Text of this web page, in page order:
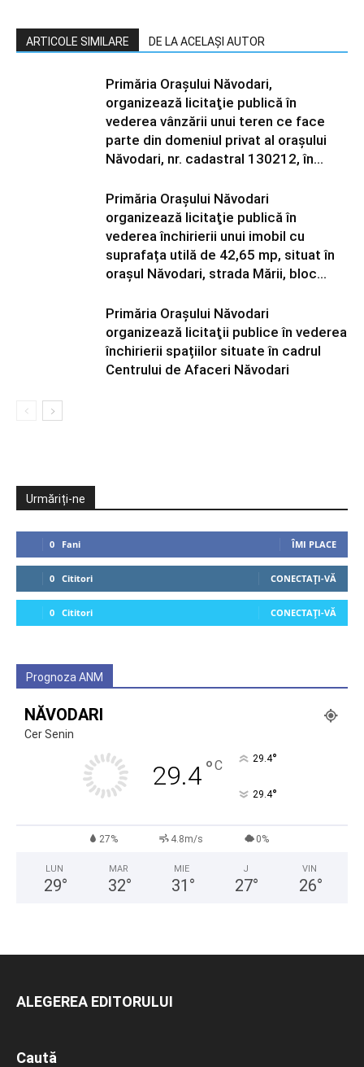
ARTICOLE SIMILARE DE LA ACELAȘI AUTOR
Primăria Orașului Năvodari,
organizează licitaţie publică în
vederea vânzării unui teren ce face
parte din domeniul privat al orașului
Năvodari, nr. cadastral 130212, în...
Primăria Orașului Năvodari
organizează licitaţie publică în
vederea închirierii unui imobil cu
suprafața utilă de 42,65 mp, situat în
orașul Năvodari, strada Mării, bloc...
Primăria Orașului Năvodari
organizează licitaţii publice în vederea
închirierii spațiilor situate în cadrul
Centrului de Afaceri Năvodari
Urmăriți-ne
0 Fani ÎMI PLACE
0 Cititori CONECTAȚI-VĂ
0 Cititori CONECTAȚI-VĂ
Prognoza ANM
NĂVODARI
Cer Senin
29.4°C 29.4°
29.4°
27% 4.8m/s 0%
LUN
29°
MAR
32°
MIE
31 °
J
27°
VIN
26°
ALEGEREA EDITORULUI
Caută